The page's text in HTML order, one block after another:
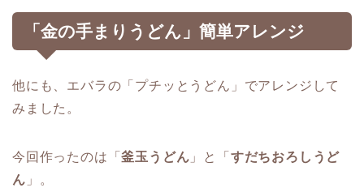
「金の手まりうどん」簡単アレンジ
他にも、エバラの「プチッとうどん」でアレンジして
みました。
今回作ったのは「釜玉うどん 」と「 すだちおろしうど
ん 」。